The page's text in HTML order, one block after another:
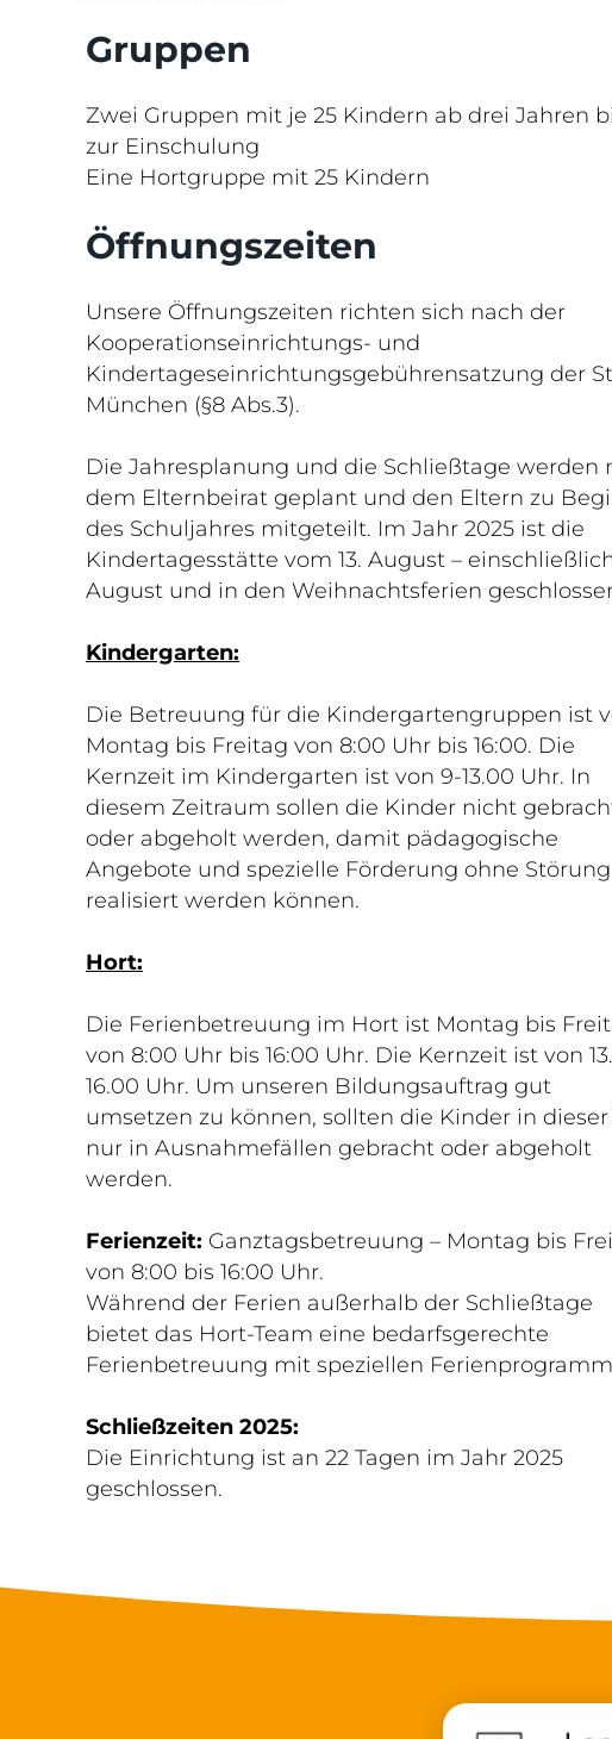
Gruppen
Zwei Gruppen mit je 25 Kindern ab drei Jahren
zur Einschulung
Eine Hortgruppe mit 25 Kindern
Öffnungszeiten
Unsere Öffnungszeiten richten sich nach der
Kooperationseinrichtungs- und
Kindertageseinrichtungsgebührensatzung der
München (§8 Abs.3).
Die Jahresplanung und die Schließtage werden
dem Elternbeirat geplant und den Eltern zu
des Schuljahres mitgeteilt. Im Jahr 2025 ist die
Kindertagesstätte vom 13. August –
August und in den Weihnachtsferien
Kindergarten:
Die Betreuung für die Kindergartengruppen ist
Montag bis Freitag von 8:00 Uhr bis 16:00. Die
Kernzeit im Kindergarten ist von 9-13.00 Uhr. In
diesem Zeitraum sollen die Kinder nicht
oder abgeholt werden, damit pädagogische
Angebote und spezielle Förderung ohne Störung
realisiert werden können.
Hort:
Die Ferienbetreuung im Hort ist Montag bis
von 8:00 Uhr bis 16:00 Uhr. Die Kernzeit ist von
16.00 Uhr. Um unseren Bildungsauftrag gut
umsetzen zu können, sollten die Kinder in
nur in Ausnahmefällen gebracht oder abgeholt
werden.
Ferienzeit: Ganztagsbetreuung – Montag bis
von 8:00 bis 16:00 Uhr.
Während der Ferien außerhalb der Schließtage
bietet das Hort-Team eine bedarfsgerechte
Ferienbetreuung mit speziellen
Schließzeiten 2025:
Die Einrichtung ist an 22 Tagen im Jahr 2025
geschlossen.